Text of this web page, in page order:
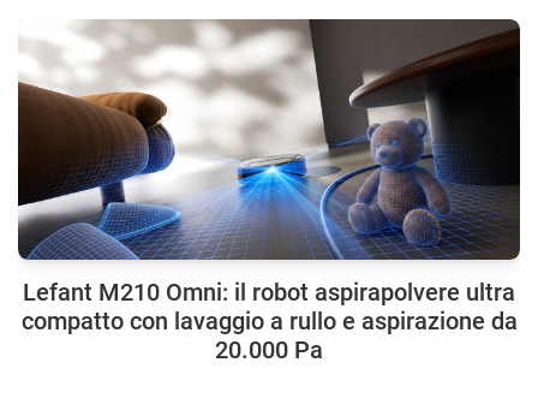
Lefant M210 Omni: il robot aspirapolvere ultra
compatto con lavaggio a rullo e aspirazione da
20.000 Pa